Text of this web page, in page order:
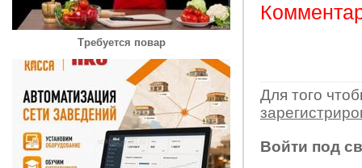
Требуется повар
Для того
Войти под